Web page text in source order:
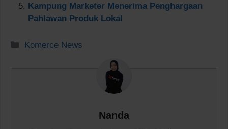
Kampung Marketer Menerima Penghargaan
Pahlawan Produk Lokal
Kategori
Komerce News
Nanda